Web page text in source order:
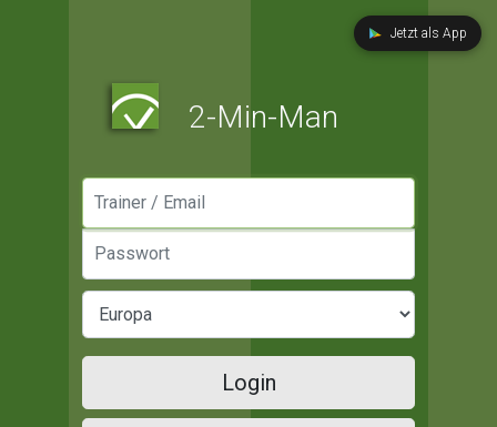
Jetzt als App
2-Min-Man
Login